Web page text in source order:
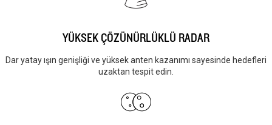
YÜKSEK ÇÖZÜNÜRLÜKLÜ RADAR
Dar yatay ışın genişliği ve yüksek anten kazanımı sayesinde hedefleri
uzaktan tespit edin.